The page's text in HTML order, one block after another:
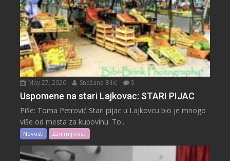
May 27, 2026 Snežana Bilić 0
Uspomene na stari Lajkovac: STARI PIJAC
Piše: Toma Petrović Stari pijac u Lajkovcu bio je mnogo
više od mesta za kupovinu. To...
Novosti Zanimljivosti